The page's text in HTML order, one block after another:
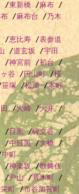
/東新橋/麻布/
/麻布台 /乃木
/恵比寿/表参道
/道玄坂 /宇田
/神宮前 /初台/
谷/円山町/桜
笹塚/松濤/本町
/大崎 /大井/
/目黒/碑文谷/
/中目黒/大橋/
中町
/神楽坂/歌舞伎
/戸山/荒木町 /
町/市谷加賀町